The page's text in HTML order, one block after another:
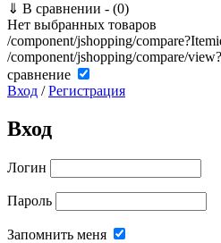
⇓ В сравнении - (0)
Нет выбранных товаров
/component/jshopping/
/component/jshopping/compare/
сравнение
Вход /Регистрация
Вход
Логин
Пароль
Запомнить меня